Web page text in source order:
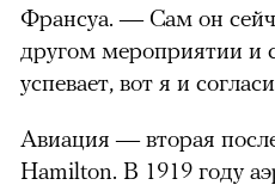
Франсуа. — Сам он
другом мероприятии и
успевает, вот я и
Авиация — вторая
Hamilton. В 1919 году